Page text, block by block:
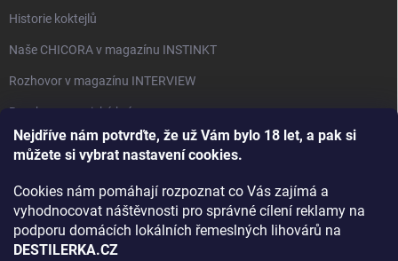
Nejdříve nám potvrďte, že už Vám bylo 18 let, a pak si
můžete si vybrat nastavení cookies.
Cookies nám pomáhají rozpoznat co Vás zajímá a
vyhodnocovat náštěvnosti pro správné cílení reklamy na
podporu domácích lokálních řemeslných lihovárů na
DESTILERKA.CZ
Historie koktejlů
Naše CHICORA v magazínu INSTINKT
Rozhovor v magazínu INTERVIEW
Bourbon, americká krása.
Napsali v TÝDNU o naší práci
Rozhovor s DESTILERKA.CZ v magazínu DRINKING-CAT
Jak vybrat dárek na Vánoce